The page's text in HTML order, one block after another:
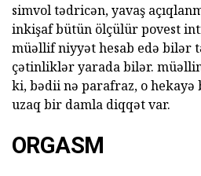
simvol tədricən, yavaş
inkişaf bütün ölçülür povest
müəllif niyyət hesab edə bilər
çətinliklər yarada bilər.
ki, bədii nə parafraz, o hekayə
uzaq bir damla diqqət var.
ORGASM